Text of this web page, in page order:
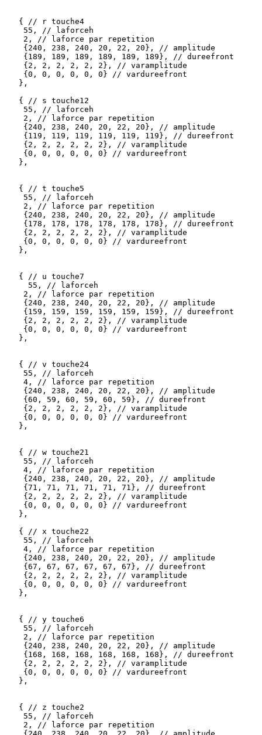
   { // r touche4
    55, // laforceh
    2, // laforce par repetition
    {240, 238, 240, 20, 22, 20}, // amplitude
    {189, 189, 189, 189, 189, 189}, // dureefront
    {2, 2, 2, 2, 2, 2}, // varamplitude
    {0, 0, 0, 0, 0, 0} // vardureefront
   },
   { // s touche12
    55, // laforceh
    2, // laforce par repetition
    {240, 238, 240, 20, 22, 20}, // amplitude
    {119, 119, 119, 119, 119, 119}, // dureefront
    {2, 2, 2, 2, 2, 2}, // varamplitude
    {0, 0, 0, 0, 0, 0} // vardureefront
   },
   { // t touche5
    55, // laforceh
    2, // laforce par repetition
    {240, 238, 240, 20, 22, 20}, // amplitude
    {178, 178, 178, 178, 178, 178}, // dureefront
    {2, 2, 2, 2, 2, 2}, // varamplitude
    {0, 0, 0, 0, 0, 0} // vardureefront
   },
   { // u touche7
     55, // laforceh
    2, // laforce par repetition
    {240, 238, 240, 20, 22, 20}, // amplitude
    {159, 159, 159, 159, 159, 159}, // dureefront
    {2, 2, 2, 2, 2, 2}, // varamplitude
    {0, 0, 0, 0, 0, 0} // vardureefront
   },
   { // v touche24
    55, // laforceh
    4, // laforce par repetition
    {240, 238, 240, 20, 22, 20}, // amplitude
    {60, 59, 60, 59, 60, 59}, // dureefront
    {2, 2, 2, 2, 2, 2}, // varamplitude
    {0, 0, 0, 0, 0, 0} // vardureefront
   },
   { // w touche21
    55, // laforceh
    4, // laforce par repetition
    {240, 238, 240, 20, 22, 20}, // amplitude
    {71, 71, 71, 71, 71, 71}, // dureefront
    {2, 2, 2, 2, 2, 2}, // varamplitude
    {0, 0, 0, 0, 0, 0} // vardureefront
   },
   { // x touche22
    55, // laforceh
    4, // laforce par repetition
    {240, 238, 240, 20, 22, 20}, // amplitude
    {67, 67, 67, 67, 67, 67}, // dureefront
    {2, 2, 2, 2, 2, 2}, // varamplitude
    {0, 0, 0, 0, 0, 0} // vardureefront
   },
   { // y touche6
    55, // laforceh
    2, // laforce par repetition
    {240, 238, 240, 20, 22, 20}, // amplitude
    {168, 168, 168, 168, 168, 168}, // dureefront
    {2, 2, 2, 2, 2, 2}, // varamplitude
    {0, 0, 0, 0, 0, 0} // vardureefront
   },
   { // z touche2
    55, // laforceh
    2, // laforce par repetition
    {240, 238, 240, 20, 22, 20}, // amplitude